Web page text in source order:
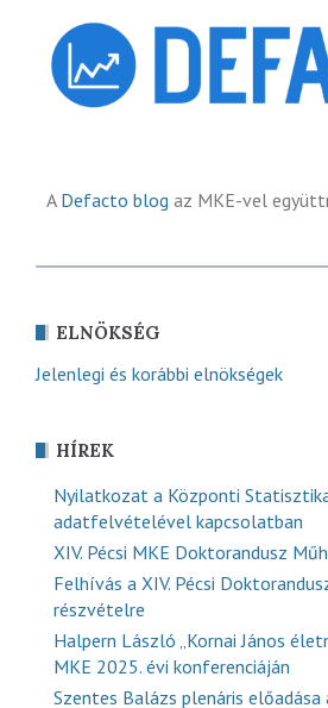
A Defacto blog az MKE-vel
ELNÖKSÉG
Jelenlegi és korábbi elnökségek
HÍREK
Nyilatkozat a Központi
adatfelvételével kapcsolatban
XIV. Pécsi MKE Doktorandusz
Felhívás a XIV. Pécsi
részvételre
Halpern László „Kornai János
MKE 2025. évi konferenciáján
Szentes Balázs plenáris előadása